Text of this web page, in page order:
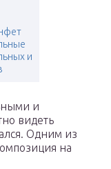
и
и
видеть
Одним из
на